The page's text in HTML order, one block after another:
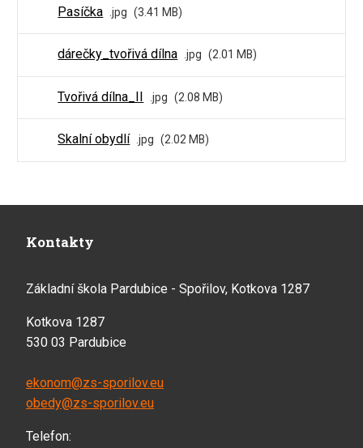
Pasíčka jpg 3.41 MB
dárečky_tvořivá dílna jpg 2.01 MB
Tvořivá dílna_II jpg 2.08 MB
Skalní obydlí jpg 2.02 MB
Kontakty
Základní škola Pardubice - Spořilov, Kotkova 1287
Kotkova 1287
530 03 Pardubice
ekonom@zs-sporilov.eu
obedy@zs-sporilov.eu
Telefon: